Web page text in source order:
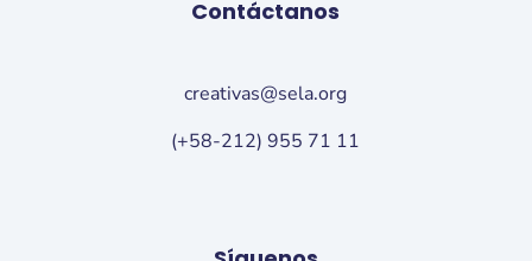
Contáctanos
creativas@sela.org
(+58-212) 955 71 11